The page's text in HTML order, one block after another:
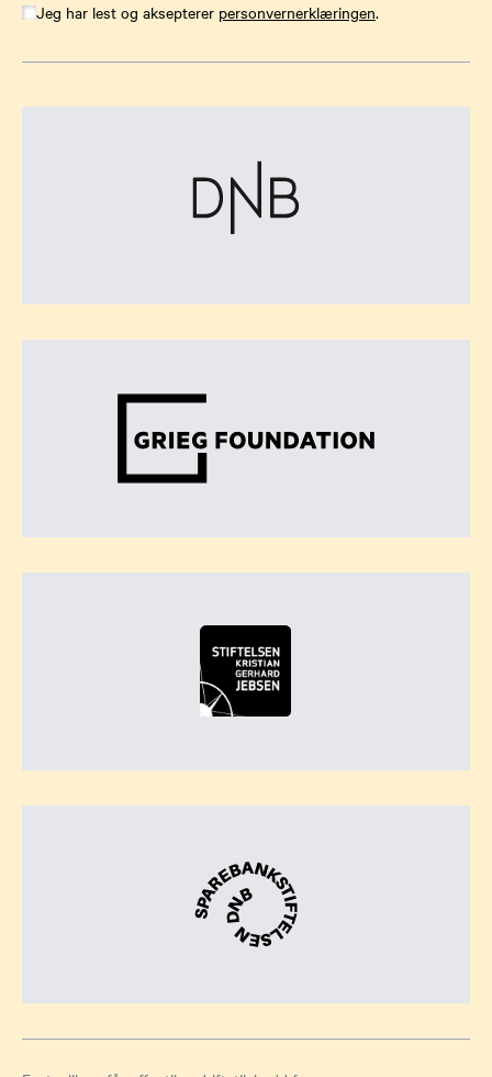
Jeg har lest og aksepterer personvernerklæringen.